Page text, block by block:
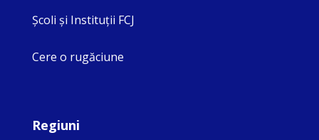
Şcoli şi Instituţii FCJ
Cere o rugăciune
Regiuni